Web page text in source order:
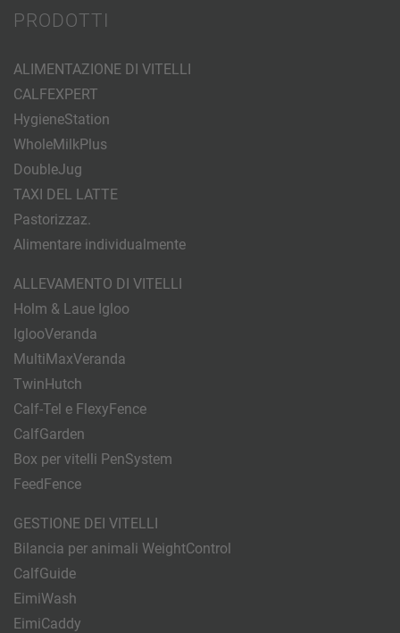
PRODOTTI
ALIMENTAZIONE DI VITELLI
CALFEXPERT
HygieneStation
WholeMilkPlus
DoubleJug
TAXI DEL LATTE
Pastorizzaz.
Alimentare individualmente
ALLEVAMENTO DI VITELLI
Holm & Laue Igloo
IglooVeranda
MultiMaxVeranda
TwinHutch
Calf-Tel e FlexyFence
CalfGarden
Box per vitelli PenSystem
FeedFence
GESTIONE DEI VITELLI
Bilancia per animali WeightControl
CalfGuide
EimiWash
EimiCaddy